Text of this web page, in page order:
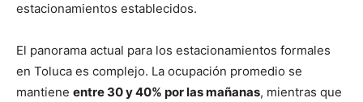
estacionamientos establecidos.
El panorama actual para los estacionamientos formales
en Toluca es complejo. La ocupación promedio se
mantiene entre 30 y 40% por las mañanas, mientras que